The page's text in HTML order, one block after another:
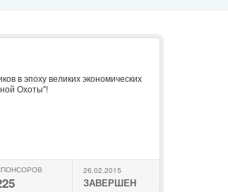
в эпоху великих экономических
Охоты"!
26.02.2015
ЗАВЕРШЕН